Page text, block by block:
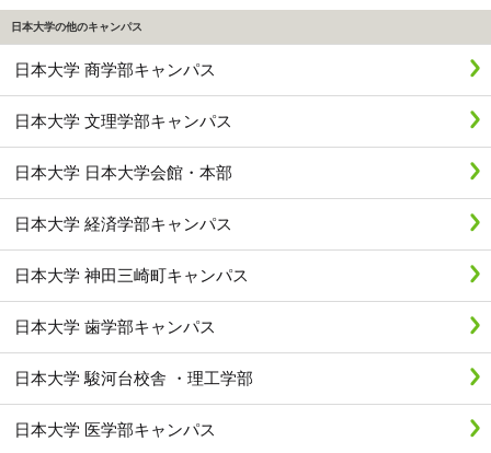
日本大学の他のキャンパス
日本大学 商学部キャンパス
日本大学 文理学部キャンパス
日本大学 日本大学会館・本部
日本大学 経済学部キャンパス
日本大学 神田三崎町キャンパス
日本大学 歯学部キャンパス
日本大学 駿河台校舎 ・理工学部
日本大学 医学部キャンパス